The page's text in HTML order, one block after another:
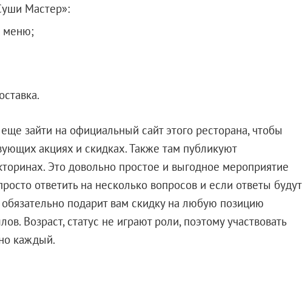
Мастер»:
меню;
зайти на официальный сайт этого ресторана, чтобы
акциях и скидках. Также там публикуют
Это довольно простое и выгодное мероприятие
ответить на несколько вопросов и если ответы будут
подарит вам скидку на любую позицию
Возраст, статус не играют роли, поэтому участвовать
каждый.